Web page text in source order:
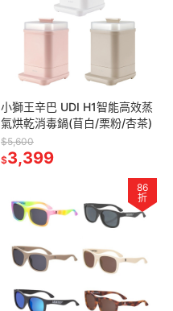
小獅王辛巴 UDI H1智能高效蒸
氣烘乾消毒鍋(苜白/栗粉/杏茶)
$5,600
$3,399
86
折